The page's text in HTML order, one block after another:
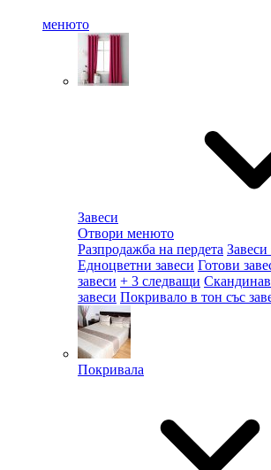
менюто
Завеси
Отвори менюто
Разпродажба на пердета Завеси
Едноцветни завеси Готови
завеси + 3 следващи
завеси Покривало в тон със
Покривала